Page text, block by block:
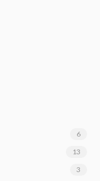
6
13
3